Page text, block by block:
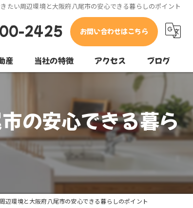
たい周辺環境と大阪府八尾市の安心できる暮らしのポイント
2425 お問い合わせはこちら
産 当社の特徴
堺市の不動産
松原市の不動産
売却
アクセス ブログ
コラム
の安心できる暮ら
辺環境と大阪府八尾市の安心できる暮らしのポイント